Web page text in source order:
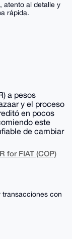
atento al detalle y
rápida.
a pesos
y el proceso
en pocos
este
de cambiar
for FIAT (COP)
transacciones con